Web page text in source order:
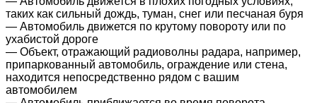
таких как сильный дождь, туман, снег или песчаная буря
― Автомобиль движется по крутому повороту или по
ухабистой дороге
― Объект, отражающий радиоволны радара, например,
припаркованный автомобиль, ограждение или стена,
находится непосредственно рядом с вашим
автомобилем